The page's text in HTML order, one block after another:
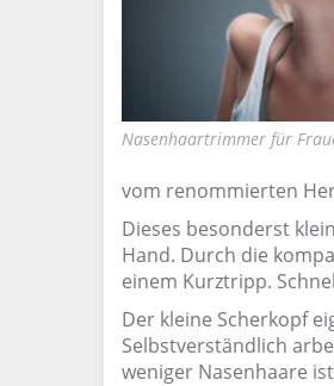
Nasenhaartrimmer für
vom renommierten
Dieses besonderst
Hand. Durch die
einem Kurztripp.
Der kleine Scherkopf
Selbstverständlich
weniger Nasenhaare